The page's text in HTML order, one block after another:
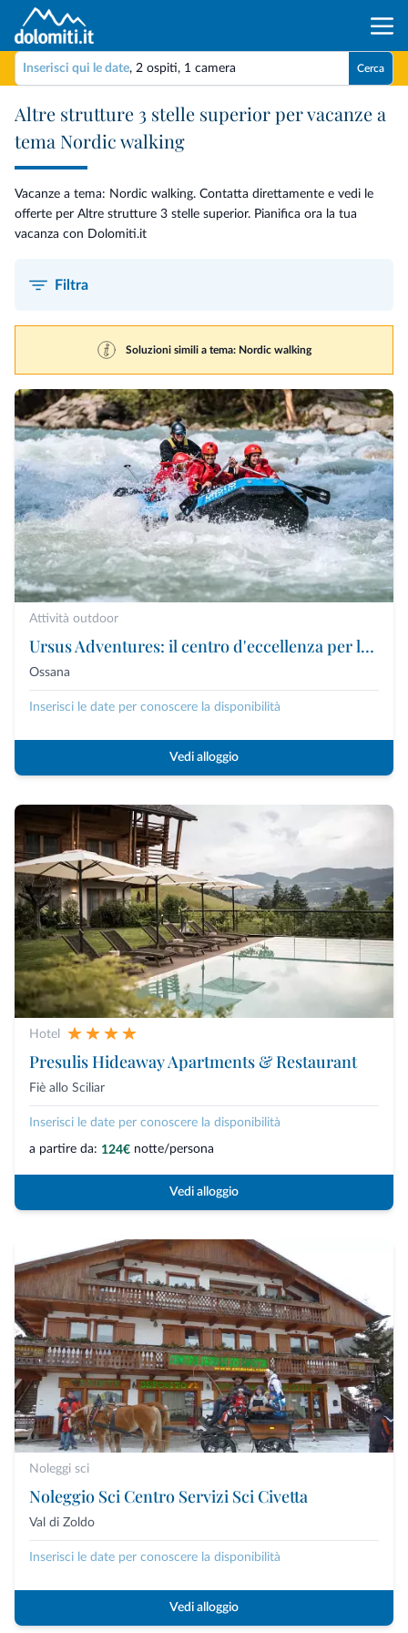
Inserisci qui le date, 2 ospiti, 1 camera Cerca
Altre strutture 3 stelle superior per vacanze a
tema Nordic walking
Vacanze a tema: Nordic walking. Contatta direttamente e vedi le
offerte per Altre strutture 3 stelle superior. Pianifica ora la tua
vacanza con Dolomiti.it
Filtra
Soluzioni simili a tema: Nordic walking
Attività outdoor
Ursus Adventures: il centro d'eccellenza per le attività outdoor premium in Trentino
Ossana
Inserisci le date per conoscere la disponibilità
Vedi alloggio
Hotel
Presulis Hideaway Apartments & Restaurant
Fiè allo Sciliar
Inserisci le date per conoscere la disponibilità
a partire da: 124€ notte/persona
Vedi alloggio
Noleggi sci
Noleggio Sci Centro Servizi Sci Civetta
Val di Zoldo
Inserisci le date per conoscere la disponibilità
Vedi alloggio